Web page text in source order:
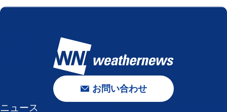
お問い合わせ
ニュース